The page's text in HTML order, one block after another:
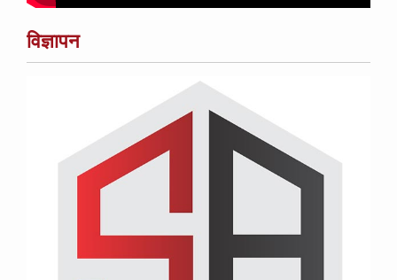
विज्ञापन